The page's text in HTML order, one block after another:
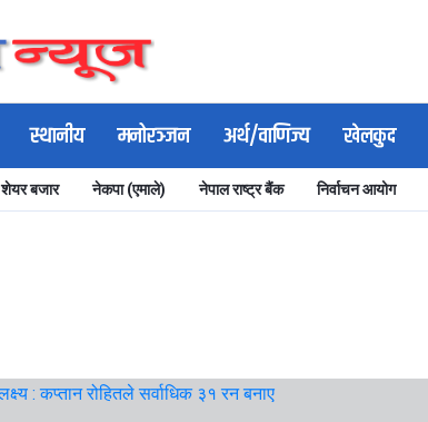
स्थानीय मनोरञ्जन अर्थ/वाणिज्य खेलकुद
शेयर बजार नेकपा (एमाले) नेपाल राष्ट्र बैंक निर्वाचन आयोग